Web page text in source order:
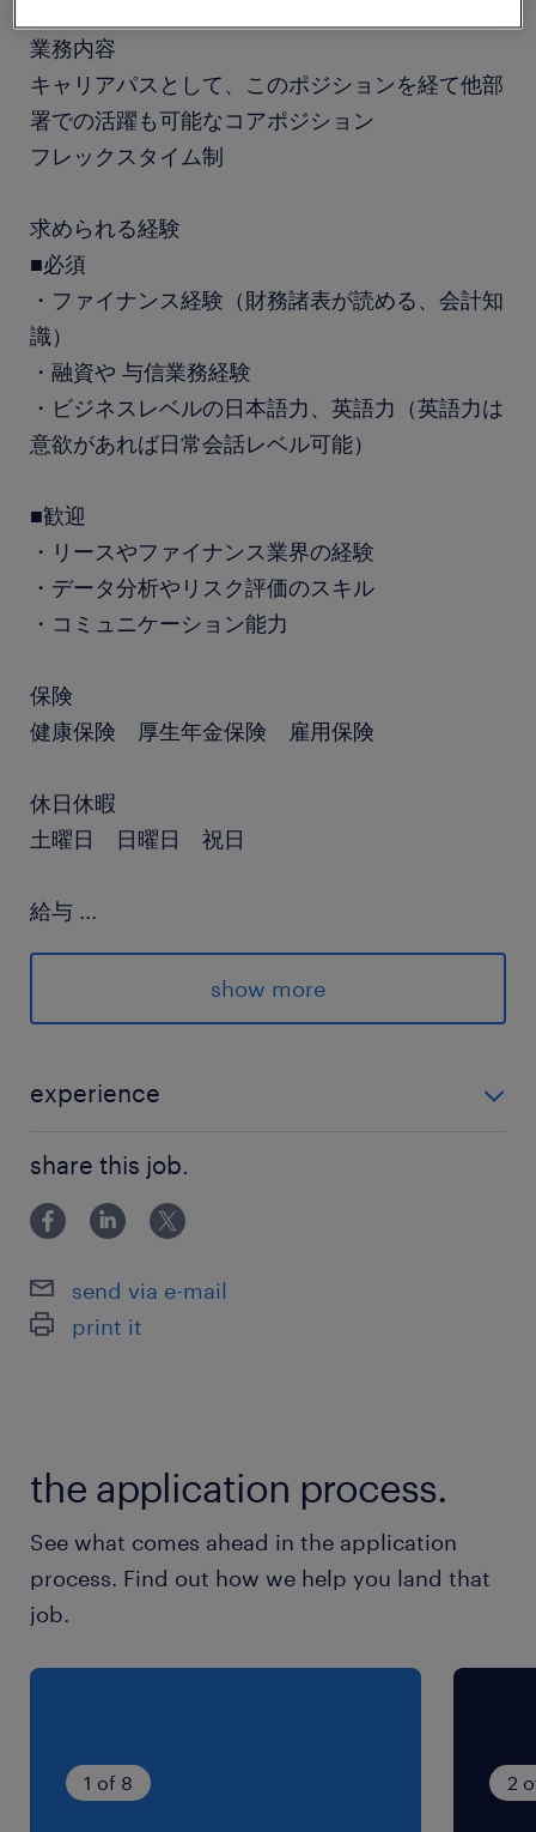
業務内容
キャリアパスとして、このポジションを経て他部
署での活躍も可能なコアポジション
フレックスタイム制
求められる経験
■必須
・ファイナンス経験（財務諸表が読める、会計知
識）
・融資や 与信業務経験
・ビジネスレベルの日本語力、英語力（英語力は
意欲があれば日常会話レベル可能）
■歓迎
・リースやファイナンス業界の経験
・データ分析やリスク評価のスキル
・コミュニケーション能力
保険
健康保険 厚生年金保険 雇用保険
休日休暇
土曜日 日曜日 祝日
給与 ...
年収700 ～ 900万円
賞与
雇用期間
show more
experience
識） ・融資や 与信業務経験 ・ビジネスレベルの日本語
力、英語力（英語力は意欲があれば日常会話レベル可
能） ■歓迎 ・リースやファイナンス業界の経
share this job.
send via e-mail
print it
the application process.
See what comes ahead in the application
process. Find out how we help you land that
job.
1 of 8 2